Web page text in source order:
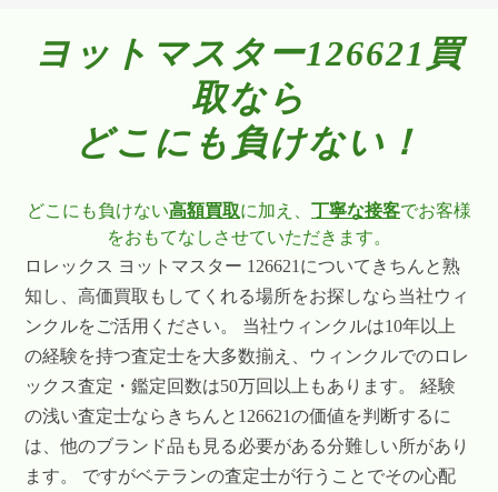
ヨットマスター126621買
取なら
どこにも負けない！
どこにも負けない高額買取に加え、 丁寧な接客でお客様
をおもてなしさせていただきます。
ロレックス ヨットマスター 126621についてきちんと熟
知し、高価買取もしてくれる場所をお探しなら当社ウィ
ンクルをご活用ください。 当社ウィンクルは10年以上
の経験を持つ査定士を大多数揃え、ウィンクルでのロレ
ックス査定・鑑定回数は50万回以上もあります。 経験
の浅い査定士ならきちんと126621の価値を判断するに
は、他のブランド品も見る必要がある分難しい所があり
ます。 ですがベテランの査定士が行うことでその心配